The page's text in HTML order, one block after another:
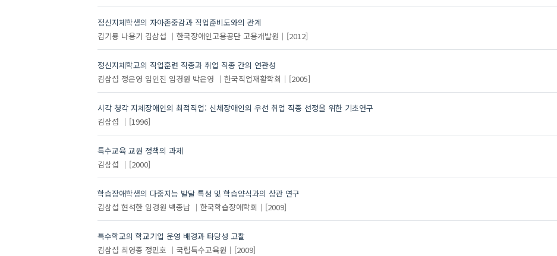
정신지체학생의 자아존중감과 직업준비도와의 관계
김기룡 나용기 김삼섭 한국장애인고용공단 고용개발원 [2012]
정신지체학교의 직업훈련 직종과 취업 직종 간의 연관성
김삼섭 정은영 임인진 임경원 박은영 한국직업재활학회 [2005]
시각 청각 지체장애인의 최적직업: 신체장애인의 우선 취업 직종 선정을 위한 기초연구
김삼섭
[1996]
특수교육 교원 정책의 과제
김삼섭
[2000]
학습장애학생의 다중지능 발달 특성 및 학습양식과의 상관 연구
김삼섭 현석한 임경원 백종남 한국학습장애학회 [2009]
특수학교의 학교기업 운영 배경과 타당성 고찰
김삼섭 최영종 정민호 국립특수교육원 [2009]